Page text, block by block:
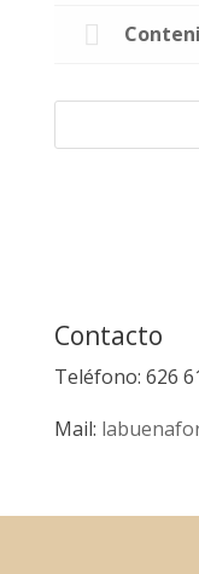
Contacto
Teléfono: 626
Mail: